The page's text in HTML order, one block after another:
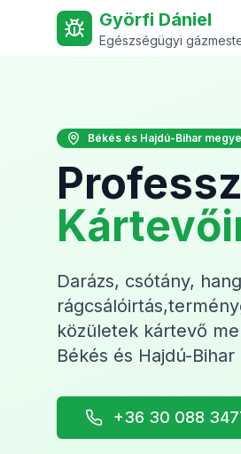
Györfi Dániel
Egészségügyi
Békés és Hajdú-Bihar megye
Darázs, csótány,
közületek kártevő
Békés és Hajdú-
+36 30 088